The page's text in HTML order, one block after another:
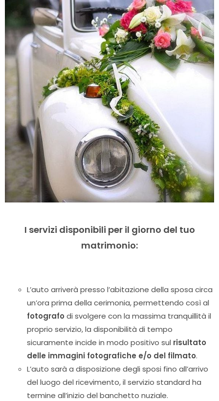
I servizi disponibili per il giorno del tuo
matrimonio:
L’auto arriverà presso l’abitazione della sposa circa
un’ora prima della cerimonia, permettendo così al
fotografo di svolgere con la massima tranquillità il
proprio servizio, la disponibilità di tempo
sicuramente incide in modo positivo sul risultato
delle immagini fotografiche e/o del filmato.
L’auto sarà a disposizione degli sposi fino all’arrivo
del luogo del ricevimento, il servizio standard ha
termine all’inizio del banchetto nuziale.